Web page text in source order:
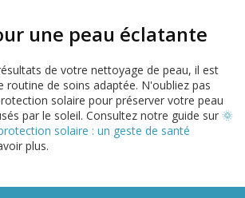
une peau éclatante
de votre nettoyage de peau, il est
routine de soins adaptée. N'oubliez pas
solaire pour préserver votre peau
par le soleil. Consultez notre guide sur 🌞
solaire : un geste de santé
plus.